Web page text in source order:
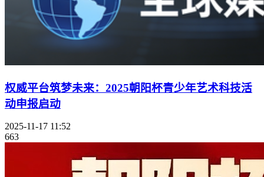
权威平台筑梦未来：2025朝阳杯青少年艺术科技活
动申报启动
2025-11-17 11:52
663